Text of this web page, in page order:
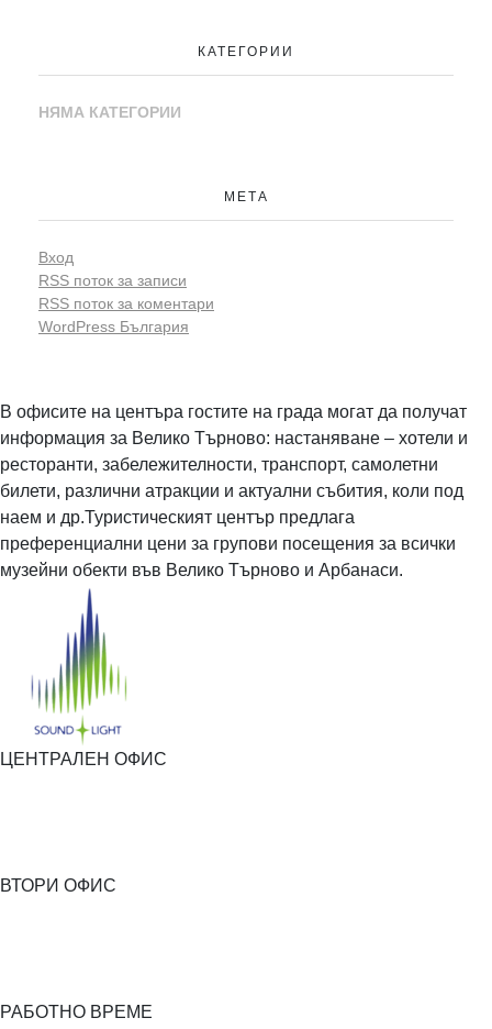
КАТЕГОРИИ
НЯМА КАТЕГОРИИ
МЕТА
Вход
RSS поток за записи
RSS поток за коментари
WordPress България
В офисите на центъра гостите на града могат да получат
информация за Велико Търново: настаняване – хотели и
ресторанти, забележителности, транспорт, самолетни
билети, различни атракции и актуални събития, коли под
наем и др.Туристическият център предлага
преференциални цени за групови посещения за всички
музейни обекти във Велико Търново и Арбанаси.
ЦЕНТРАЛЕН ОФИС
ВТОРИ ОФИС
РАБОТНО ВРЕМЕ